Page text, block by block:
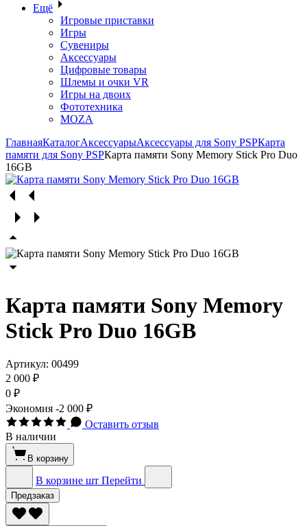
Ещё
Игровые приставки
Игры
Сувениры
Аксессуары
Цифровые товары
Шлемы и очки VR
Игры на двоих
Фототехника
MOZA
ГлавнаяКаталогАксессуарыАксессуары для Sony PSPКарта
памяти для Sony PSPКарта памяти Sony Memory Stick Pro Duo
16GB
Карта памяти Sony Memory
Stick Pro Duo 16GB
Артикул: 00499
2 000 ₽
0 ₽
Экономия -2 000 ₽
Оставить отзыв
В наличии
В корзину
В корзине шт Перейти
Предзаказ